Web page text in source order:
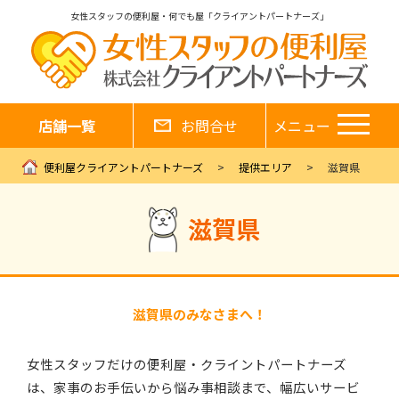
女性スタッフの便利屋・何でも屋「クライアントパートナーズ」
店舗一覧 お問合せ メニュー
便利屋クライアントパートナーズ 提供エリア 滋賀県
滋賀県
滋賀県のみなさまへ！
女性スタッフだけの便利屋・クライントパートナーズ
は、家事のお手伝いから悩み事相談まで、幅広いサービ